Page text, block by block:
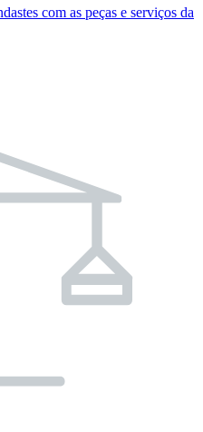
com as peças e serviços da